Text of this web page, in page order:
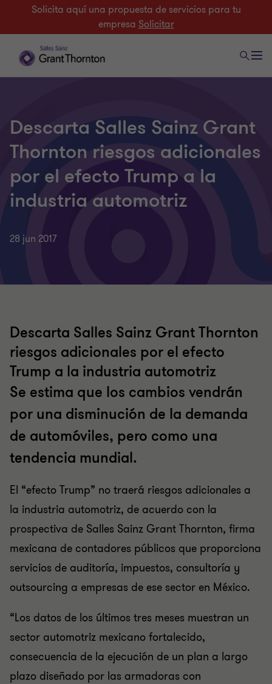
Solicita aquí una propuesta de servicios para tu
empresa Solicitar
Descarta Salles Sainz Grant
Thornton riesgos adicionales
por el efecto Trump a la
industria automotriz
28 jun 2017
Descarta Salles Sainz Grant Thornton
riesgos adicionales por el efecto
Trump a la industria automotriz
Se estima que los cambios vendrán
por una disminución de la demanda
de automóviles, pero como una
tendencia mundial.
El “efecto Trump” no traerá riesgos adicionales a
la industria automotriz, de acuerdo con la
prospectiva de Salles Sainz Grant Thornton, firma
mexicana de contadores públicos que proporciona
servicios de auditoría, impuestos, consultoría y
outsourcing a empresas de ese sector en México.
“Los datos de los últimos tres meses muestran un
sector automotriz mexicano fortalecido,
consecuencia de la ejecución de un plan a largo
plazo diseñado por las armadoras con